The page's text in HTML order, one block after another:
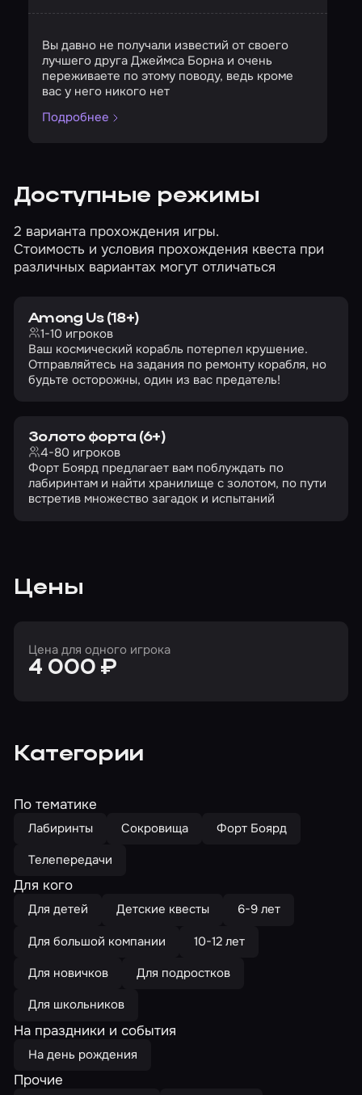
Вы давно не получали известий от своего
лучшего друга Джеймса Борна и очень
переживаете по этому поводу, ведь кроме
вас у него никого нет
Подробнее
Доступные режимы
2 варианта прохождения игры.
Стоимость и условия прохождения квеста при
различных вариантах могут отличаться
Among Us (18+)
1-10 игроков
Ваш космический корабль потерпел крушение.
Отправляйтесь на задания по ремонту корабля, но
будьте осторожны, один из вас предатель!
Золото форта (6+)
4-80 игроков
Форт Боярд предлагает вам поблуждать по
лабиринтам и найти хранилище с золотом, по пути
встретив множество загадок и испытаний
Цены
Цена для одного игрока
4 000 ₽
Категории
По тематике
Лабиринты Сокровища
Форт Боярд
Телепередачи
Для кого
Для детей Детские квесты
6-9 лет
Для большой компании
10-12 лет
Для новичков
Для подростков
Для школьников
На праздники и события
На день рождения
Прочие